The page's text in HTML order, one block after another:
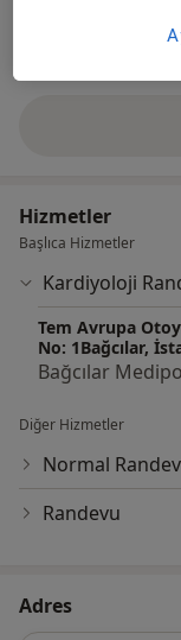
Galeriyi
Hizmetler
Başlıca Hizmetler
Kardiyoloji
Tem Avrupa
No: 1Bağcılar,
Bağcılar
Diğer Hizmetler
Normal
Randevu
Adres